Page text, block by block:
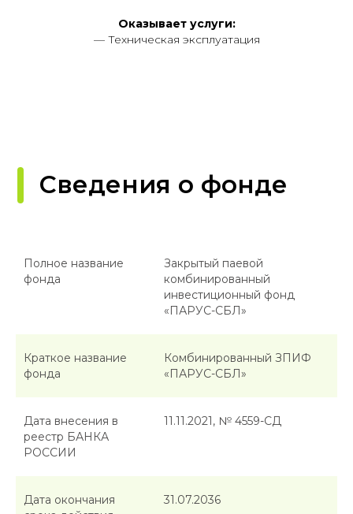
Оказывает услуги:
— Техническая эксплуатация
Полное название
фонда
Закрытый паевой
комбинированный
инвестиционный фонд
«ПАРУС-СБЛ»
Краткое название
фонда
Комбинированный ЗПИФ
«ПАРУС-СБЛ»
Дата внесения в
реестр БАНКА
РОССИИ
11.11.2021, № 4559-СД
Дата окончания
31.07.2036